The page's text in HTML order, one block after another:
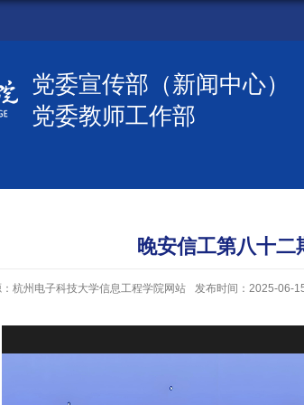
党委宣传部（新闻中心）
党委教师工作部
晚安信工第八十二
杭州电子科技大学信息工程学院网站 发布时间：2025-06-